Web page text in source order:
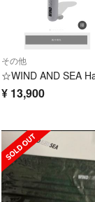
その他
¥ 13,900